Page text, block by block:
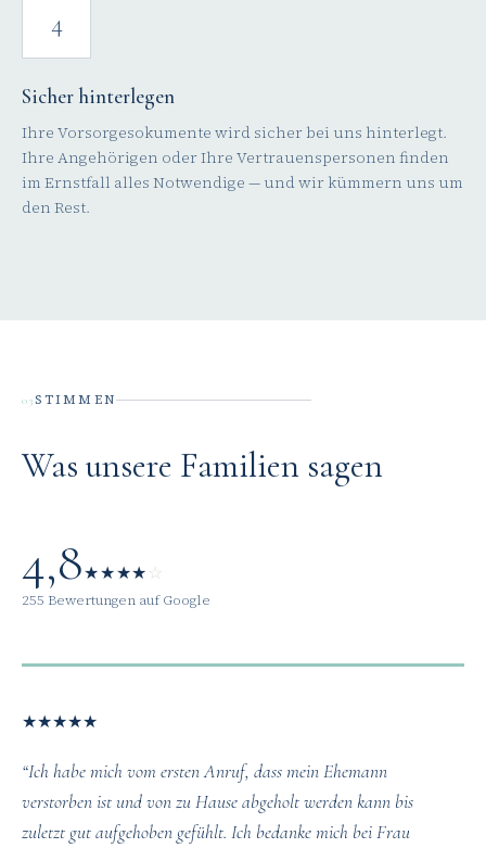
4
Sicher hinterlegen
Ihre Vorsorgesokumente wird sicher bei uns hinterlegt.
Ihre Angehörigen oder Ihre Vertrauenspersonen finden
im Ernstfall alles Notwendige — und wir kümmern uns um
den Rest.
03STIMMEN
Was unsere Familien sagen
4,8★★★★☆
255 Bewertungen auf Google
★★★★★
“Ich habe mich vom ersten Anruf, dass mein Ehemann
verstorben ist und von zu Hause abgeholt werden kann bis
zuletzt gut aufgehoben gefühlt. Ich bedanke mich bei Frau